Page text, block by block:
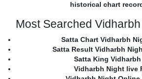
historical chart
Most Searched
Satta Chart Vidharbh
Satta Result Vidharbh
Satta King
Vidharbh Night live